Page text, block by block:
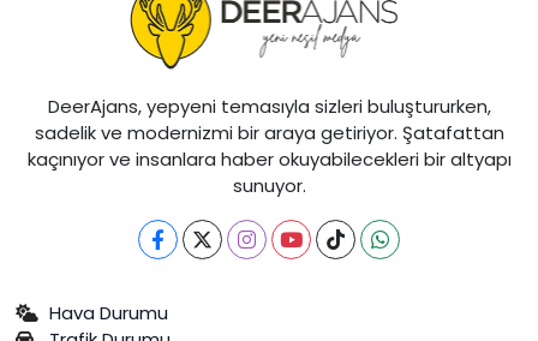
DeerAjans, yepyeni temasıyla sizleri buluştururken,
sadelik ve modernizmi bir araya getiriyor. Şatafattan
kaçınıyor ve insanlara haber okuyabilecekleri bir altyapı
sunuyor.
Hava Durumu